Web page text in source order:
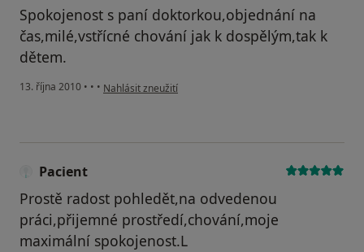
Spokojenost s paní doktorkou,objednání na
čas,milé,vstřícné chování jak k dospělým,tak k
dětem.
13. října 2010 • • • podle názoru uživatele Pacient
Nahlásit zneužití
Pacient
Prostě radost pohledět,na odvedenou
práci,přijemné prostředí,chování,moje
maximální spokojenost.L